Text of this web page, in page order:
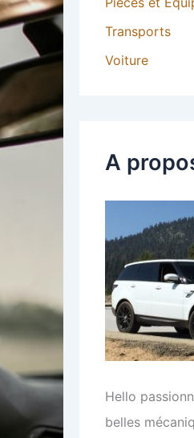
Transports
Voiture
A
Hello
belles